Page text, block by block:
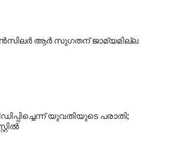
ആർ സുഗതന് ജാമ്യമില്ല
യുവതിയുടെ പരാതി;